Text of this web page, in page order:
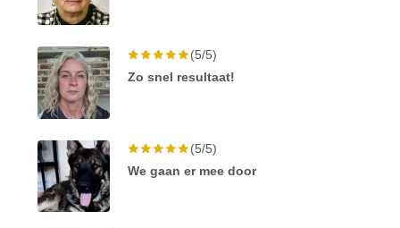
(5/5)
Zo snel resultaat!
(5/5)
We gaan er mee door